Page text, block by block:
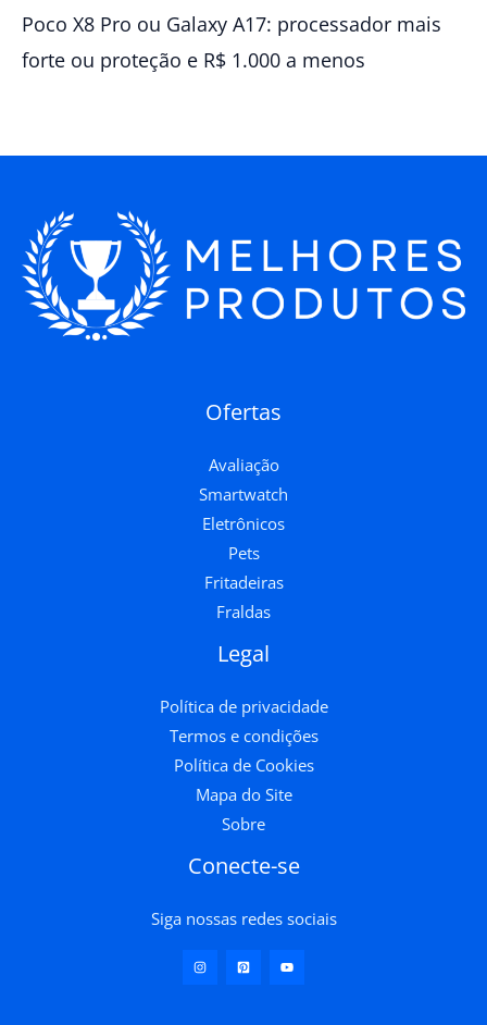
Poco X8 Pro ou Galaxy A17: processador mais
forte ou proteção e R$ 1.000 a menos
Ofertas
Avaliação
Smartwatch
Eletrônicos
Pets
Fritadeiras
Fraldas
Legal
Política de privacidade
Termos e condições
Política de Cookies
Mapa do Site
Sobre
Conecte-se
Siga nossas redes sociais